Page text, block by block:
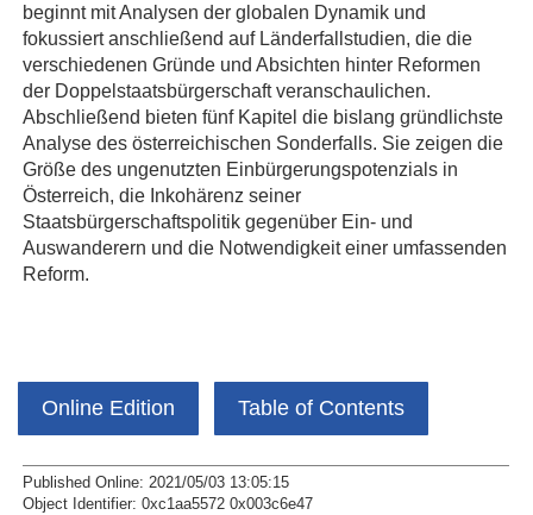
beginnt mit Analysen der globalen Dynamik und
fokussiert anschließend auf Länderfallstudien, die die
verschiedenen Gründe und Absichten hinter Reformen
der Doppelstaatsbürgerschaft veranschaulichen.
Abschließend bieten fünf Kapitel die bislang gründlichste
Analyse des österreichischen Sonderfalls. Sie zeigen die
Größe des ungenutzten Einbürgerungspotenzials in
Österreich, die Inkohärenz seiner
Staatsbürgerschaftspolitik gegenüber Ein- und
Auswanderern und die Notwendigkeit einer umfassenden
Reform.
Online Edition Table of Contents
Published Online: 2021/05/03 13:05:15
Object Identifier: 0xc1aa5572 0x003c6e47